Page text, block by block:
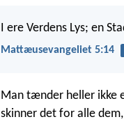
I ere Verdens Lys; en
Mattæusevangeliet 5:14
Man tænder heller ikke
skinner det for alle